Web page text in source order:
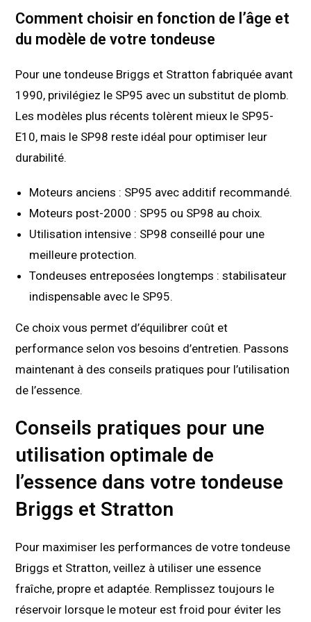
Comment choisir en fonction de l’âge et
du modèle de votre tondeuse
Pour une tondeuse Briggs et Stratton fabriquée avant
1990, privilégiez le SP95 avec un substitut de plomb.
Les modèles plus récents tolèrent mieux le SP95-
E10, mais le SP98 reste idéal pour optimiser leur
durabilité.
Moteurs anciens : SP95 avec additif recommandé.
Moteurs post-2000 : SP95 ou SP98 au choix.
Utilisation intensive : SP98 conseillé pour une
meilleure protection.
Tondeuses entreposées longtemps : stabilisateur
indispensable avec le SP95.
Ce choix vous permet d’équilibrer coût et
performance selon vos besoins d’entretien. Passons
maintenant à des conseils pratiques pour l’utilisation
de l’essence.
Conseils pratiques pour une
utilisation optimale de
l’essence dans votre tondeuse
Briggs et Stratton
Pour maximiser les performances de votre tondeuse
Briggs et Stratton, veillez à utiliser une essence
fraîche, propre et adaptée. Remplissez toujours le
réservoir lorsque le moteur est froid pour éviter les